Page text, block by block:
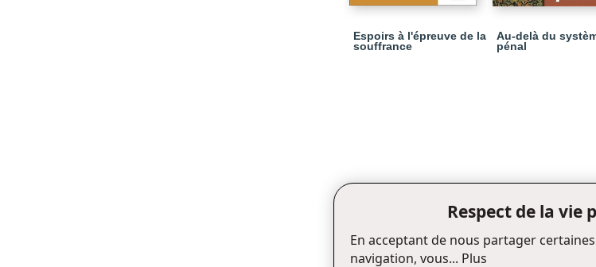
Espoirs à l'épreuve de la
souffrance
Au-delà du
pénal
Respect de la vie
En acceptant de nous partager
navigation, vous... Plus